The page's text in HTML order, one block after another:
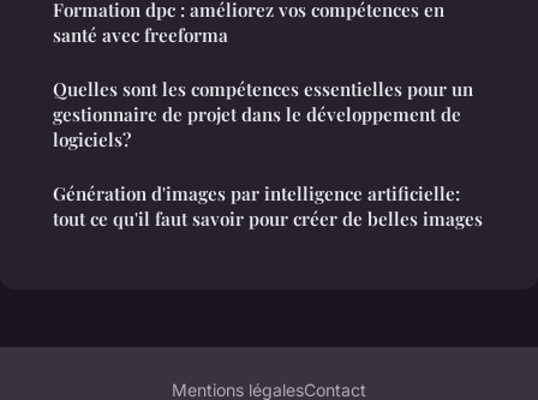
Formation dpc : améliorez vos compétences en
santé avec freeforma
Quelles sont les compétences essentielles pour un
gestionnaire de projet dans le développement de
logiciels?
Génération d'images par intelligence artificielle:
tout ce qu'il faut savoir pour créer de belles images
Mentions légalesContact